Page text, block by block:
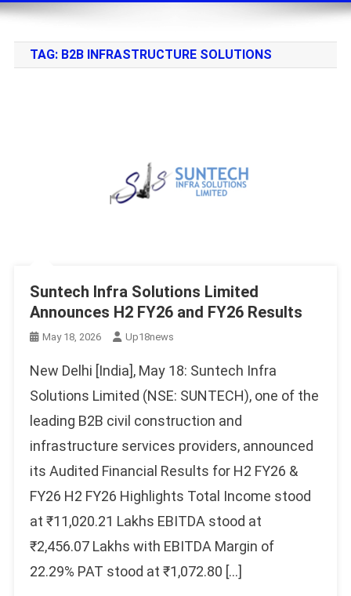
TAG: B2B INFRASTRUCTURE SOLUTIONS
Suntech Infra Solutions Limited
Announces H2 FY26 and FY26 Results
May 18, 2026 Up18news
New Delhi [India], May 18: Suntech Infra
Solutions Limited (NSE: SUNTECH), one of the
leading B2B civil construction and
infrastructure services providers, announced
its Audited Financial Results for H2 FY26 &
FY26 H2 FY26 Highlights Total Income stood
at ₹11,020.21 Lakhs EBITDA stood at
₹2,456.07 Lakhs with EBITDA Margin of
22.29% PAT stood at ₹1,072.80 […]